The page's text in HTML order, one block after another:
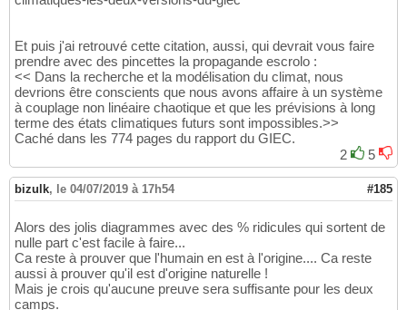
Et puis j'ai retrouvé cette citation, aussi, qui devrait vous faire
prendre avec des pincettes la propagande escrolo :
<< Dans la recherche et la modélisation du climat, nous
devrions être conscients que nous avons affaire à un système
à couplage non linéaire chaotique et que les prévisions à long
terme des états climatiques futurs sont impossibles.>>
Caché dans les 774 pages du rapport du GIEC.
2
5
bizulk, le 04/07/2019 à 17h54 #185
Alors des jolis diagrammes avec des % ridicules qui sortent de
nulle part c'est facile à faire...
Ca reste à prouver que l'humain en est à l'origine.... Ca reste
aussi à prouver qu'il est d'origine naturelle !
Mais je crois qu'aucune preuve sera suffisante pour les deux
camps.